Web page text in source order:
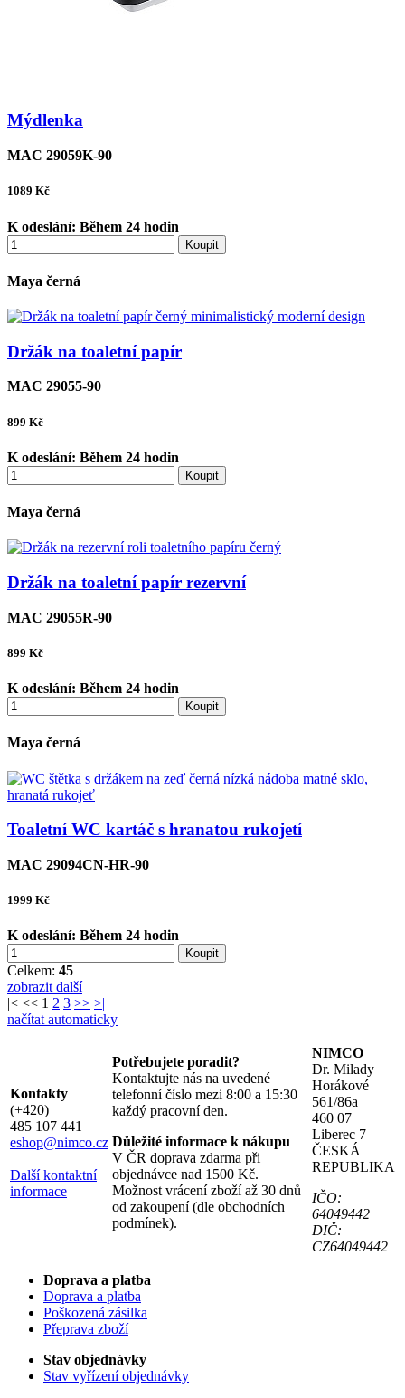
Mýdlenka
MAC 29059K-90
1089 Kč
K odeslání: Během 24 hodin
Koupit
Maya černá
Držák na toaletní papír
MAC 29055-90
899 Kč
K odeslání: Během 24 hodin
Koupit
Maya černá
Držák na toaletní papír rezervní
MAC 29055R-90
899 Kč
K odeslání: Během 24 hodin
Koupit
Maya černá
Toaletní WC kartáč s hranatou rukojetí
MAC 29094CN-HR-90
1999 Kč
K odeslání: Během 24 hodin
Koupit
Celkem: 45
zobrazit další
|< << 1 2 3 >> >|
načítat automaticky
Kontakty
(+420)
485 107 441
eshop@nimco.cz
Další kontaktní
informace
Potřebujete poradit?
Kontaktujte nás na uvedené
telefonní číslo mezi 8:00 a 15:30
každý pracovní den.
Důležité informace k nákupu
V ČR doprava zdarma při
objednávce nad 1500 Kč.
Možnost vrácení zboží až 30 dnů
od zakoupení (dle obchodních
podmínek).
NIMCO
Dr. Milady
Horákové
561/86a
460 07
Liberec 7
ČESKÁ
REPUBLIKA
IČO:
64049442
DIČ:
CZ64049442
Doprava a platba
Doprava a platba
Poškozená zásilka
Přeprava zboží
Stav objednávky
Stav vyřízení objednávky